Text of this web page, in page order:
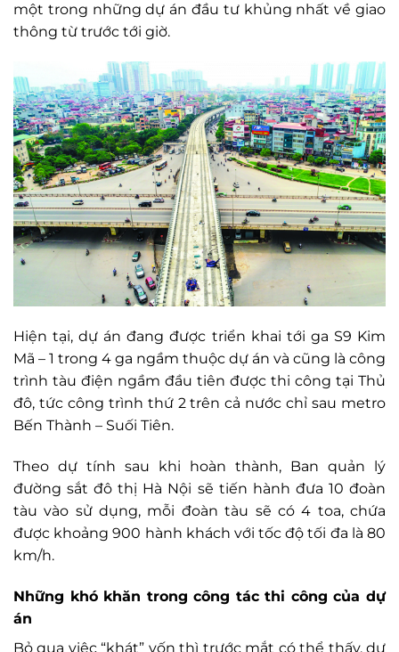
một trong những dự án đầu tư khủng nhất về giao
thông từ trước tới giờ.
Hiện tại, dự án đang được triển khai tới ga S9 Kim
Mã – 1 trong 4 ga ngầm thuộc dự án và cũng là công
trình tàu điện ngầm đầu tiên được thi công tại Thủ
đô, tức công trình thứ 2 trên cả nước chỉ sau metro
Bến Thành – Suối Tiên.
Theo dự tính sau khi hoàn thành, Ban quản lý
đường sắt đô thị Hà Nội sẽ tiến hành đưa 10 đoàn
tàu vào sử dụng, mỗi đoàn tàu sẽ có 4 toa, chứa
được khoảng 900 hành khách với tốc độ tối đa là 80
km/h.
Những khó khăn trong công tác thi công của dự
án
Bỏ qua việc “khát” vốn thì trước mắt có thể thấy, dự